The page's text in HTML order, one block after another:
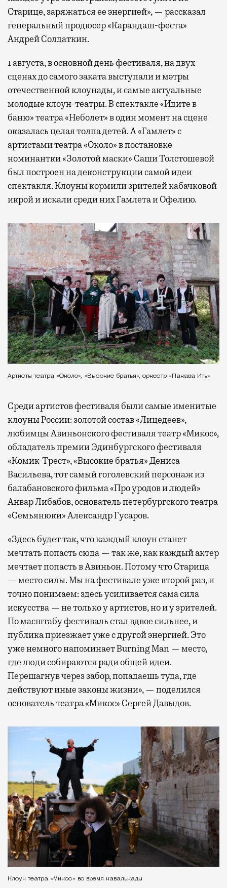
Старице, заряжаться ее энергией», — рассказал
генеральный продюсер «Карандаш-феста»
Андрей Солдаткин.
1 августа, в основной день фестиваля, на двух
сценах до самого заката выступали и мэтры
отечественной клоунады, и самые актуальные
молодые клоун-театры. В спектакле «Идите в
баню» театра «Неболет» в один момент на сцене
оказалась целая толпа детей. А «Гамлет» с
артистами театра «Около» в постановке
номинантки «Золотой маски» Саши Толстошевой
был построен на деконструкции самой идеи
спектакля. Клоуны кормили зрителей кабачковой
икрой и искали среди них Гамлета и Офелию.
Артисты театра «Около», «Высокие братья», оркестр «Пакава Ить»
Среди артистов фестиваля были самые именитые
клоуны России: золотой состав «Лицедеев»,
любимцы Авиньонского фестиваля театр «Микос»,
обладатель премии Эдинбургского фестиваля
«Комик-Трест», «Высокие братья» Дениса
Васильева, тот самый гоголевский персонаж из
балабановского фильма «Про уродов и людей»
Анвар Либабов, основатель петербургского театра
«Семьянюки» Александр Гусаров.
«Здесь будет так, что каждый клоун станет
мечтать попасть сюда — так же, как каждый актер
мечтает попасть в Авиньон. Потому что Старица
— место силы. Мы на фестивале уже второй раз, и
точно понимаем: здесь усиливается сама сила
искусства — не только у артистов, но и у зрителей.
По масштабу фестиваль стал вдвое сильнее, и
публика приезжает уже с другой энергией. Это
уже немного напоминает Burning Man — место,
где люди собираются ради общей идеи.
Перешагнув через забор, попадаешь туда, где
действуют иные законы жизни», — поделился
основатель театра «Микос» Сергей Давыдов.
Клоун театра «Микос» во время кавалькады